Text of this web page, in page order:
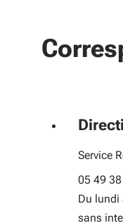
Service
05 49
Du lundi
sans